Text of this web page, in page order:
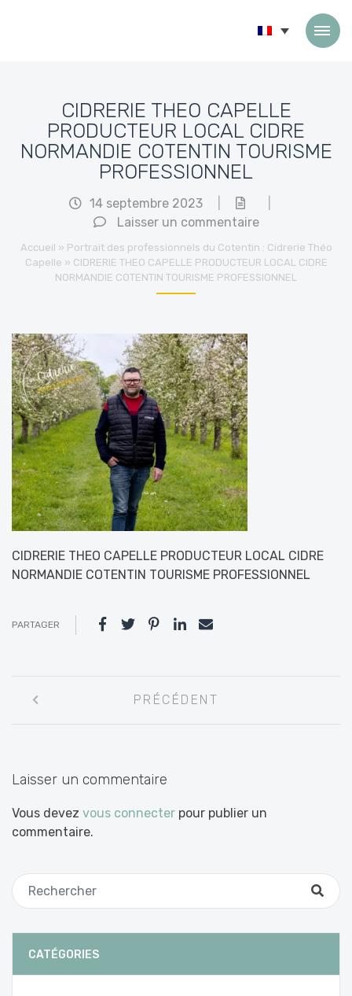
CIDRERIE THEO CAPELLE
PRODUCTEUR LOCAL CIDRE
NORMANDIE COTENTIN TOURISME
PROFESSIONNEL
14 septembre 2023
Laisser un commentaire
Accueil » Portrait des professionnels du Cotentin : Cidrerie Théo
Capelle » CIDRERIE THEO CAPELLE PRODUCTEUR LOCAL CIDRE
NORMANDIE COTENTIN TOURISME PROFESSIONNEL
CIDRERIE THEO CAPELLE PRODUCTEUR LOCAL CIDRE
NORMANDIE COTENTIN TOURISME PROFESSIONNEL
PARTAGER
entre
PRÉCÉDENT
Laisser un commentaire
Vous devez vous connecter pour publier un
commentaire.
CATÉGORIES